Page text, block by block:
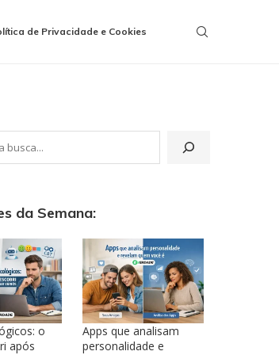
de Privacidade e Cookies
da Semana:
o
após
Apps que analisam
personalidade e